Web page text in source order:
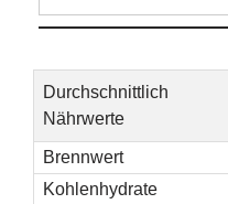
Durchschnittlich
Nährwerte
Brennwert
Kohlenhydrate